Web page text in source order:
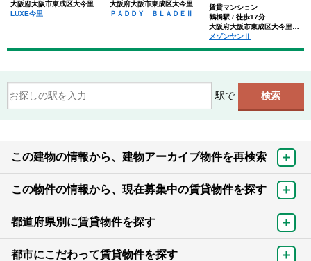
LUXE今里
ＰＡＤＤＹ ＢＬＡＤＥⅡ
賃貸マンション
鶴橋駅 / 徒歩17分
メゾンヤンⅡ
駅で
この建物の情報から、建物アーカイブ物件を再検索
この物件の情報から、現在募集中の賃貸物件を探す
都道府県別に賃貸物件を探す
都市にこだわって賃貸物件を探す